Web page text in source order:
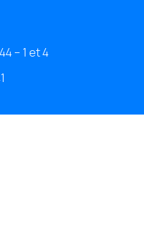
– 1 et 4